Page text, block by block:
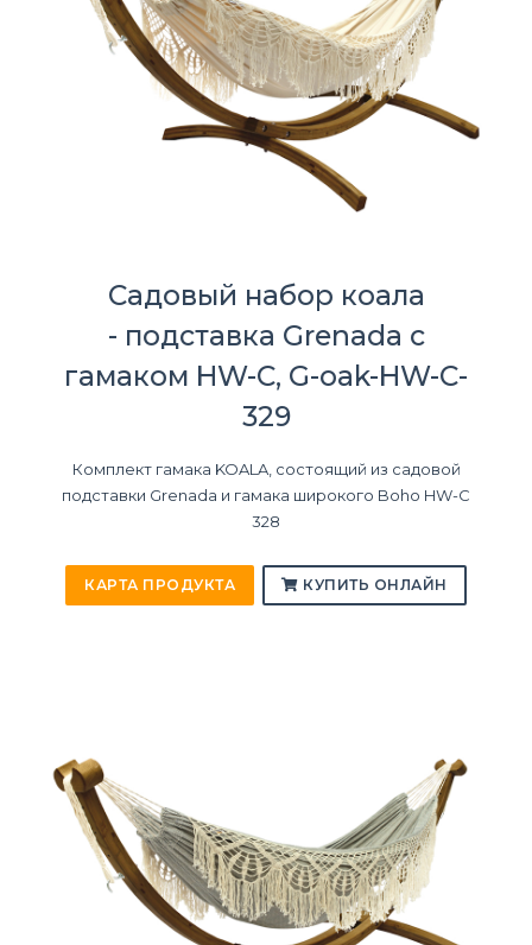
Садовый набор коала
- подставка Grenada с
гамаком HW-C, G-oak-HW-C-
329
Комплект гамака KOALA, состоящий из садовой
подставки Grenada и гамака широкого Boho HW-C
328
КАРТА ПРОДУКТА КУПИТЬ ОНЛАЙН